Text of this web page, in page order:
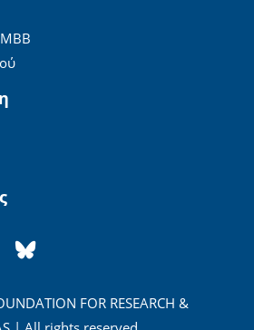
FOR RESEARCH &